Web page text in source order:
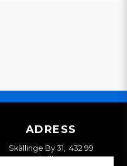
ADRESS
Skällinge By 31, 432 99
Skällinge